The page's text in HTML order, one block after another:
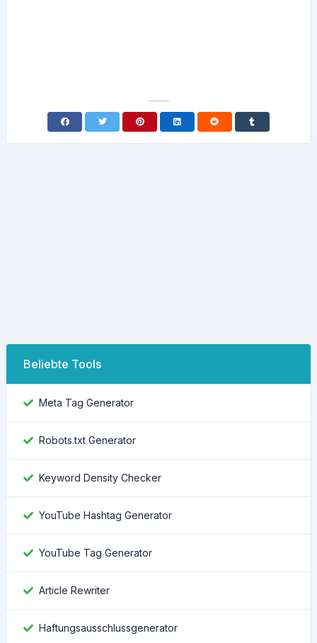
Beliebte Tools
Meta Tag Generator
Robots.txt Generator
Keyword Density Checker
YouTube Hashtag Generator
YouTube Tag Generator
Article Rewriter
Haftungsausschlussgenerator